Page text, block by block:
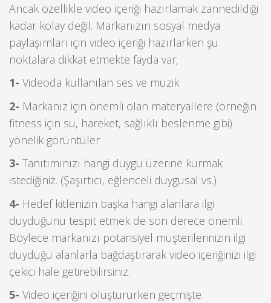
Ancak özellikle video içeriği hazırlamak zannedildiği
kadar kolay değil. Markanızın sosyal medya
paylaşımları için video içeriği hazırlarken şu
noktalara dikkat etmekte fayda var;
1- Videoda kullanılan ses ve müzik
2- Markanız için önemli olan materyallere (örneğin
fitness için su, hareket, sağlıklı beslenme gibi)
yönelik görüntüler
3- Tanıtımınızı hangi duygu üzerine kurmak
istediğiniz. (Şaşırtıcı, eğlenceli duygusal vs.)
4- Hedef kitlenizin başka hangi alanlara ilgi
duyduğunu tespit etmek de son derece önemli.
Böylece markanızı potansiyel müşterilerinizin ilgi
duyduğu alanlarla bağdaştırarak video içeriğinizi ilgi
çekici hale getirebilirsiniz.
5- Video içeriğini oluştururken geçmişte